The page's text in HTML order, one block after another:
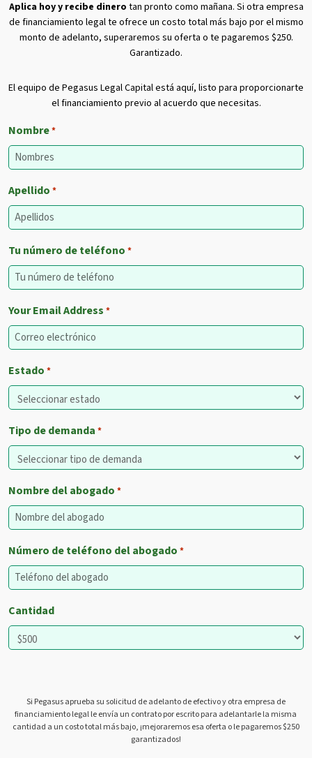
Aplica hoy y recibe dinero tan pronto como mañana. Si otra empresa
de financiamiento legal te ofrece un costo total más bajo por el mismo
monto de adelanto, superaremos su oferta o te pagaremos $250.
Garantizado.
El equipo de Pegasus Legal Capital está aquí, listo para proporcionarte
el financiamiento previo al acuerdo que necesitas.
Nombre*
Apellido *
Tu número de teléfono *
Your Email Address *
Estado *
Tipo de demanda *
Nombre del abogado *
Número de teléfono del abogado *
Cantidad
Si Pegasus aprueba su solicitud de adelanto de efectivo y otra empresa de
financiamiento legal le envía un contrato por escrito para adelantarle la misma
cantidad a un costo total más bajo, ¡mejoraremos esa oferta o le pagaremos $250
garantizados!